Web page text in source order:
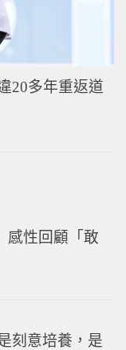
20多年重返道
性回顧「敢
刻意培養，是